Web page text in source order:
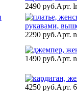
2490 руб.Арт.
2290 руб.Арт.
1490 руб.Арт.
4250 руб.Арт.